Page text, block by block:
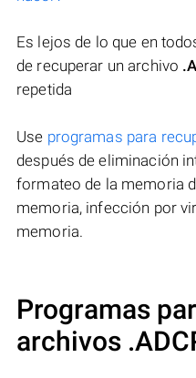
Es lejos de lo que en
de recuperar un archivo
repetida
Use programas para
después de eliminación
formateo de la memoria
memoria, infección por
memoria.
Programas
archivos